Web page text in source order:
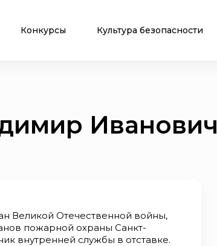
Конкурсы Культура безопасности
Иванович
Великой Отечественной войны,
пожарной охраны Санкт-
внутренней службы в отставке.